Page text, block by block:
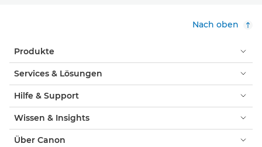
Nach oben
Produkte
Services & Lösungen
Hilfe & Support
Wissen & Insights
Über Canon